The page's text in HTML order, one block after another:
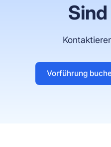
Vorführung